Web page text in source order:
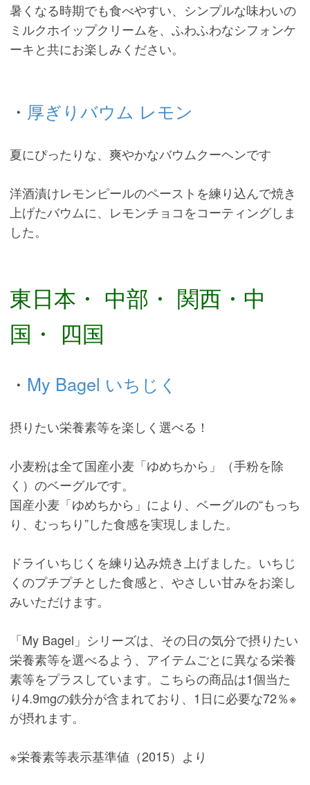
暑くなる時期でも食べやすい、シンプルな味わいの
ミルクホイップクリームを、ふわふわなシフォンケ
ーキと共にお楽しみください。
・ 厚ぎりバウム レモン
夏にぴったりな、爽やかなバウムクーヘンです
洋酒漬けレモンピールのペーストを練り込んで焼き
上げたバウムに、レモンチョコをコーティングしま
した。
東日本・ 中部・ 関西・中
国・ 四国
・ My Bagel いちじく
摂りたい栄養素等を楽しく選べる！
小麦粉は全て国産小麦「ゆめちから」（手粉を除
く）のベーグルです。
国産小麦「ゆめちから」により、ベーグルの“もっち
り、むっちり”した食感を実現しました。
ドライいちじくを練り込み焼き上げました。いちじ
くのプチプチとした食感と、やさしい甘みをお楽し
みいただけます。
「My Bagel」シリーズは、その日の気分で摂りたい
栄養素等を選べるよう、アイテムごとに異なる栄養
素等をプラスしています。こちらの商品は1個当た
り4.9mgの鉄分が含まれており、1日に必要な72％※
が摂れます。
※栄養素等表示基準値（2015）より